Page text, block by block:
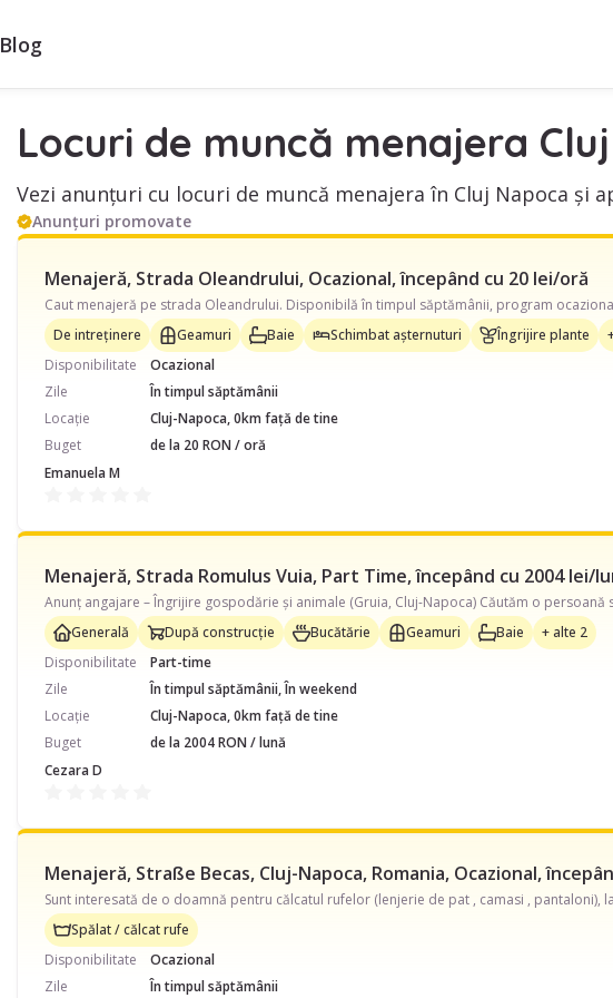
Blog
Locuri de muncă menajera
Vezi anunțuri cu locuri de muncă menajera în Cluj Napoca și
Anunțuri promovate
Menajeră, Strada Oleandrului, Ocazional, începând cu 20 lei/oră
De intreținere
Geamuri Baie Schimbat așternuturi Îngrijire plante
Disponibilitate
Ocazional
Zile
În timpul săptămânii
Locație
Cluj-Napoca, 0km față de tine
Buget
de la 20 RON / oră
Emanuela M
Menajeră, Strada Romulus Vuia, Part Time, începând cu 2004 lei/
Generală
După construcție Bucătărie Geamuri Baie
+ alte 2
Disponibilitate
Part-time
Zile
În timpul săptămânii, În weekend
Locație
Cluj-Napoca, 0km față de tine
Buget
de la 2004 RON / lună
Cezara D
Menajeră, Straße Becas, Cluj-Napoca, Romania, Ocazional,
Spălat / călcat rufe
Disponibilitate
Ocazional
Zile
În timpul săptămânii